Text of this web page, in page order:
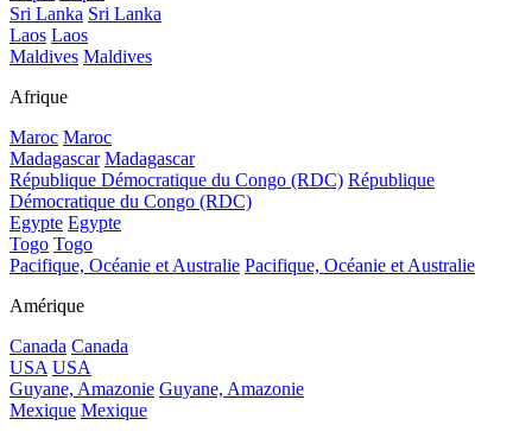
Sri Lanka Sri Lanka
Laos Laos
Maldives Maldives
Afrique
Maroc Maroc
Madagascar Madagascar
République Démocratique du Congo (RDC) République
Démocratique du Congo (RDC)
Egypte Egypte
Togo Togo
Pacifique, Océanie et Australie Pacifique, Océanie et Australie
Amérique
Canada Canada
USA USA
Guyane, Amazonie Guyane, Amazonie
Mexique Mexique